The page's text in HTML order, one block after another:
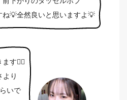
ね💡全然良いと思いますよ💡
す🙆‍♀️
より
いで